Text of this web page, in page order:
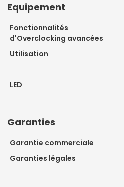
Equipement
Fonctionnalités
d'Overclocking avancées
Utilisation
LED
Garanties
Garantie commerciale
Garanties légales